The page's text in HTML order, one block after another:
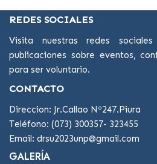
REDES SOCIALES
Visita nuestras redes
publicaciones sobre eventos,
para ser voluntario.
CONTACTO
Direccion: Jr.Callao Nº247.Piura
Teléfono: (073) 300357- 323455
Email: drsu2023unp@gmail.com
GALERÍA